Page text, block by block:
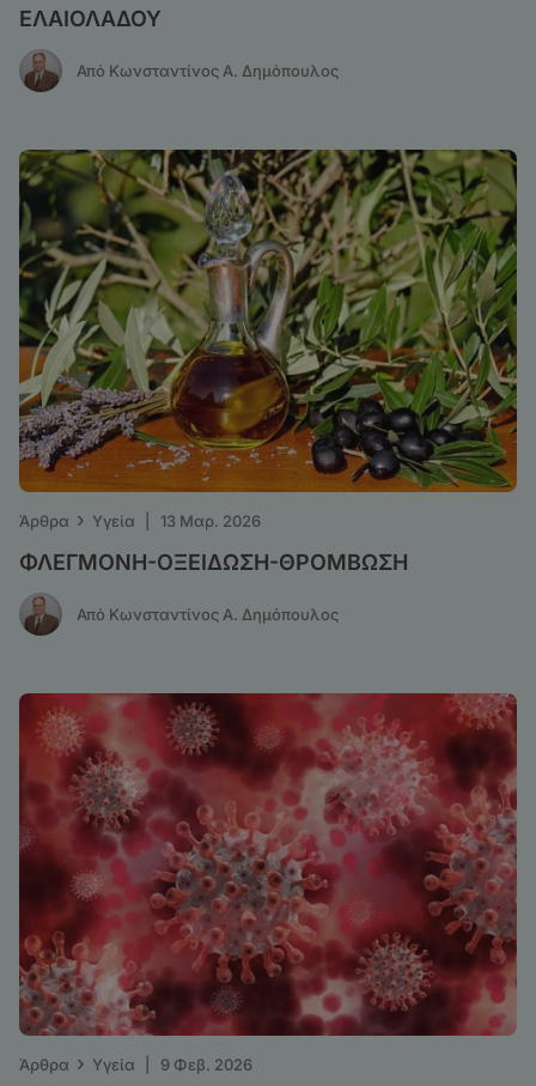
ΕΛΑΙΟΛΑΔΟΥ
Από Κωνσταντίνος Α. Δημόπουλος
Άρθρα › Υγεία 13 Μαρ. 2026
ΦΛΕΓΜΟΝΗ-ΟΞΕΙΔΩΣΗ-ΘΡΟΜΒΩΣΗ
Από Κωνσταντίνος Α. Δημόπουλος
Άρθρα › Υγεία 9 Φεβ. 2026